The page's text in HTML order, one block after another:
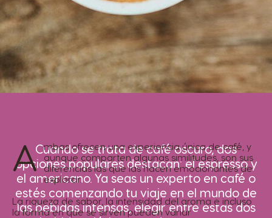
Cuando se trata de café oscuro, dos
opciones populares destacan: el espresso y
el americano. Ya seas un experto en café o
estés comenzando tu viaje en el mundo de
las bebidas intensas, elegir entre estas dos
A mbas ofrecen una experiencia única de café, y
aunque comparten algunas similitudes, son sus
diferencias las que las hacen emocionantes de
explorar.
La riqueza de sabor, la intensidad del aroma e incluso
la forma en que se sirven pueden variar